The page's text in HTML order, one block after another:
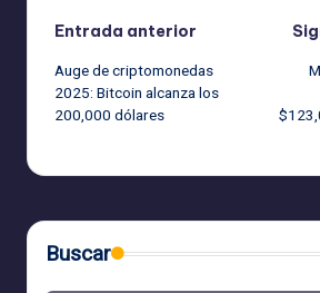
Navegación
de
entradas
Entrada anterior
Auge de criptomonedas
2025: Bitcoin alcanza los
200,000 dólares
Buscar